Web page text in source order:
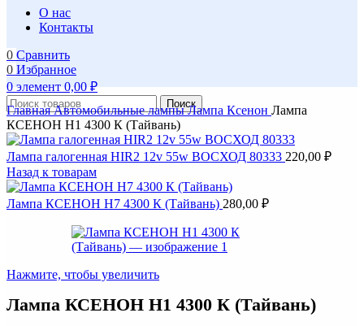
О нас
Контакты
0 Сравнить
0 Избранное
0элемент 0,00₽
Поиск
ГлавнаяАвтомобильные лампыЛампа Ксенон Лампа
КСЕНОН H1 4300 К (Тайвань)
Лампа галогенная HIR2 12v 55w ВОСХОД 80333 220,00 ₽
Назад к товарам
Лампа КСЕНОН H7 4300 К (Тайвань) 280,00 ₽
Нажмите, чтобы увеличить
Лампа КСЕНОН H1 4300 К (Тайвань)